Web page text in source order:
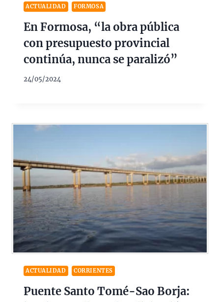
ACTUALIDAD FORMOSA
En Formosa, “la obra pública
con presupuesto provincial
continúa, nunca se paralizó”
24/05/2024
ACTUALIDAD CORRIENTES
Puente Santo Tomé-Sao Borja: